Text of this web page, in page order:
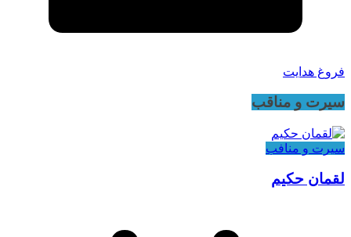
فروغ هدایت
سیرت و مناقب
سیرت و منافب
لقمان حکیم